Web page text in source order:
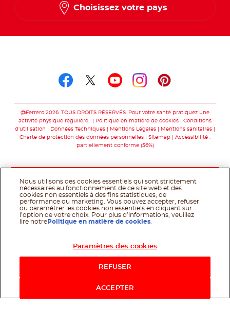
Choisissez votre pays
@Ferrero 2026. TOUS DROITS RÉSERVÉS. Pour votre santé pratiquez une
activité physique régulière.
Politique en matière de cookies
Conditions
d'utilisation
Données Techniques Mentions Légales
Mentions sanitaires
Charte de protection des données personnelles
Sitemap
Accessibilité :
partiellement conforme (56%)
Nous utilisons des cookies essentiels qui sont strictement
nécessaires au fonctionnement de ce site web et des
cookies non essentiels à des fins statistiques, de
performance ou marketing. Vous pouvez accepter, refuser
ou paramétrer les cookies non essentiels en cliquant sur
l’option de votre choix. Pour plus d’informations, veuillez
lire notre Politique en matière de cookies
Paramètres des cookies
REFUSER
ACCEPTER